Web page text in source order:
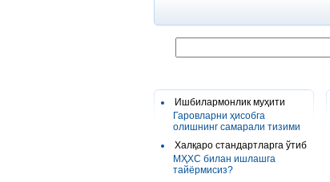
Ишбилармонлик муҳити
Гаровларни ҳисобга
олишнинг самарали тизими
Халқаро стандартларга ўтиб
МҲХС билан ишлашга
тайёрмисиз?